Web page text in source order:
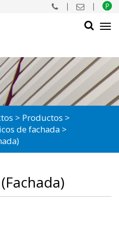
| | P
BUSCAR
Productos
de fachada